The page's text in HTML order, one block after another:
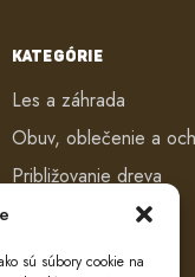
sú súbory cookie na
KATEGÓRIE
Les a záhrada
Obuv, oblečenie a
Približovanie dreva
Robotické kosačky
Spracovanie dreva